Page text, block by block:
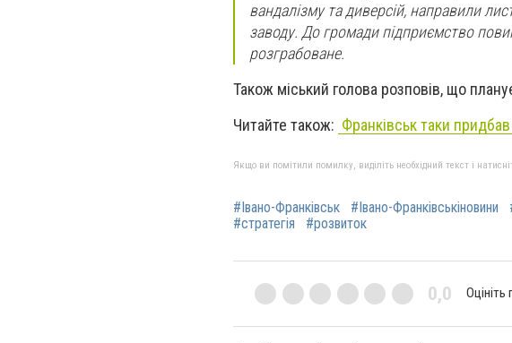
вандалізму та диверсій, направили
заводу. До громади підприємство
розграбоване.
Також міський голова розповів, що
Читайте також: Франківськ таки
Якщо ви помітили помилку, виділіть необхідний текст і
#Івано-Франківськ #Івано-Франківськіновини
#стратегія
#розвиток
0,0